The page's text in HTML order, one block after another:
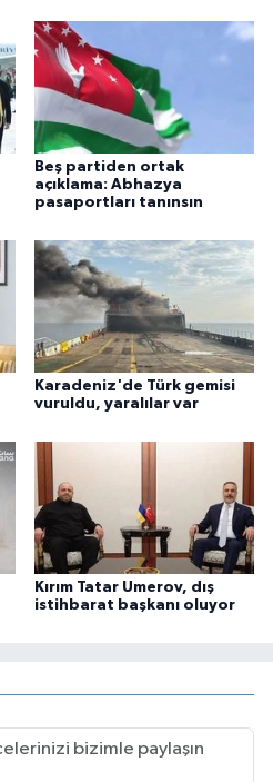
Beş partiden ortak
açıklama: Abhazya
pasaportları tanınsın
Karadeniz'de Türk gemisi
vuruldu, yaralılar var
Kırım Tatar Umerov, dış
istihbarat başkanı oluyor